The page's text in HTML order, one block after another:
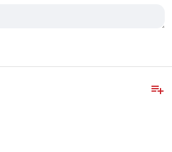
playlist_add